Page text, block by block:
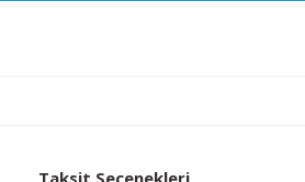
Taksit Seçenekleri